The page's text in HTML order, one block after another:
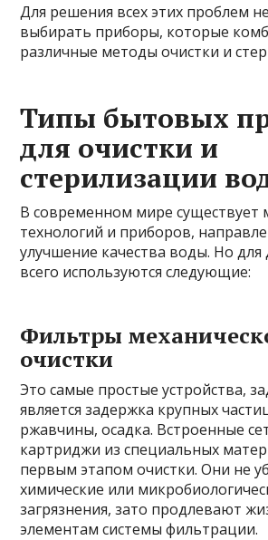
Для решения всех этих проблем
выбирать приборы, которые
различные методы очистки и
Типы бытовых
для очистки и
стерилизации
В современном мире существует
технологий и приборов,
улучшение качества воды. Но
всего используются следующие:
Фильтры
очистки
Это самые простые устройства,
является задержка крупных
ржавчины, осадка. Встроенные
картриджи из специальных
первым этапом очистки. Они не
химические или
загрязнения, зато продлевают
элементам системы фильтрации.